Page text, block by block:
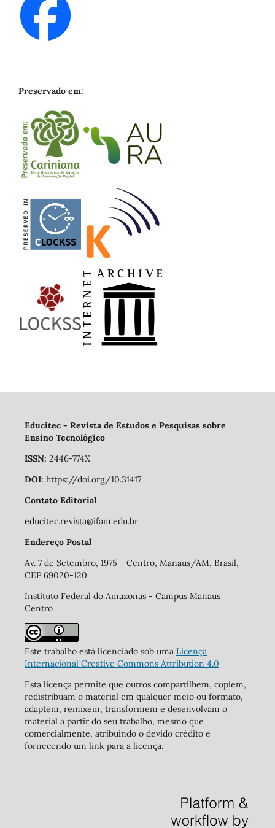
Preservado em:
Educitec - Revista de Estudos e Pesquisas sobre
Ensino Tecnológico
ISSN: 2446-774X
DOI: https://doi.org/10.31417
Contato Editorial
educitec.revista@ifam.edu.br
Endereço Postal
Av. 7 de Setembro, 1975 - Centro, Manaus/AM, Brasil,
CEP 69020-120
Instituto Federal do Amazonas - Campus Manaus
Centro
Este trabalho está licenciado sob uma Licença
Internacional Creative Commons Attribution 4.0
Esta licença permite que outros compartilhem, copiem,
redistribuam o material em qualquer meio ou formato,
adaptem, remixem, transformem e desenvolvam o
material a partir do seu trabalho, mesmo que
comercialmente, atribuindo o devido crédito e
fornecendo um link para a licença.